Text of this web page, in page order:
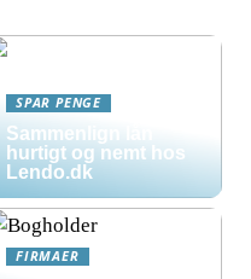
SPAR PENGE
Sammenlign lån
hurtigt og nemt hos
Lendo.dk
FIRMAER